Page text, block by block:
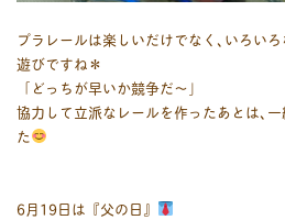
プラレールは楽しいだけでなく､いろい
遊びですね＊
「どっちが早いか競争だ～」
協力して立派なレールを作ったあとは､
た
6月19日は『父の日』